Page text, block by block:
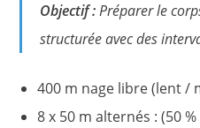
Objectif :Préparer le
structurée avec des
400 m nage libre (lent /
8 x 50 m alternés : (50